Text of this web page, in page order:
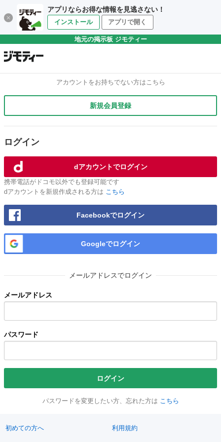
アプリならお得な情報を見逃さない！
インストール アプリで開く
地元の掲示板 ジモティー
アカウントをお持ちでない方はこちら
新規会員登録
ログイン
dアカウントでログイン
携帯電話がドコモ以外でも登録可能です
dアカウントを新規作成される方は こちら
Facebookでログイン
Googleでログイン
メールアドレスでログイン
メールアドレス
パスワード
ログイン
パスワードを変更したい方、忘れた方は こちら
初めての方へ 利用規約